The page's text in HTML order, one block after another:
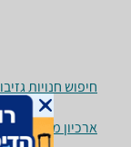
חיפוש חנויות
ארכיון מוצרים